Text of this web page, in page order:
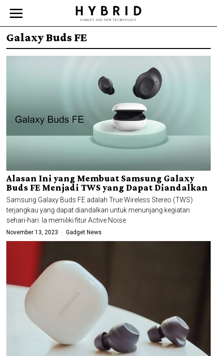
Galaxy Buds FE
Alasan Ini yang Membuat Samsung Galaxy
Buds FE Menjadi TWS yang Dapat Diandalkan
Samsung Galaxy Buds FE adalah True Wireless Stereo (TWS)
terjangkau yang dapat diandalkan untuk menunjang kegiatan
sehari-hari. Ia memiliki fitur Active Noise
November 13, 2023 Gadget News